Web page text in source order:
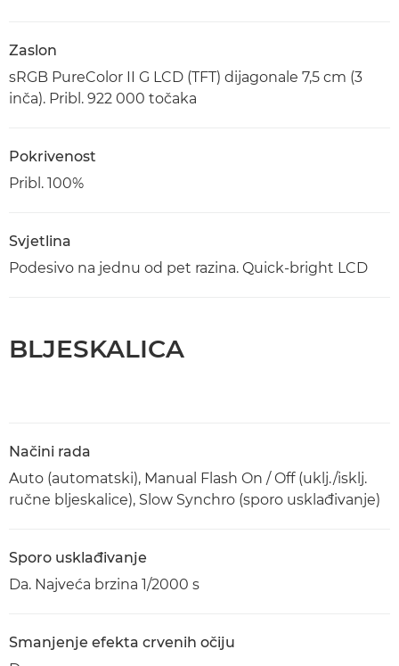
Zaslon
sRGB PureColor II G LCD (TFT) dijagonale 7,5 cm (3
inča). Pribl. 922 000 točaka
Pokrivenost
Pribl. 100%
Svjetlina
Podesivo na jednu od pet razina. Quick-bright LCD
BLJESKALICA
Načini rada
Auto (automatski), Manual Flash On / Off (uklj./isklj.
ručne bljeskalice), Slow Synchro (sporo usklađivanje)
Sporo usklađivanje
Da. Najveća brzina 1/2000 s
Smanjenje efekta crvenih očiju